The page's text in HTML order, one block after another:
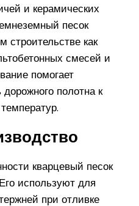
и керамических
песок
строительстве как
смесей и
помогает
полотна к
кварцевый песок
используют для
при отливке